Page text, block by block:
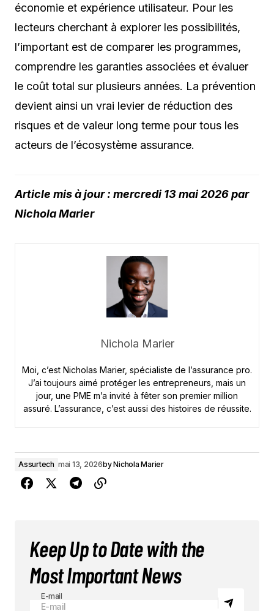
économie et expérience utilisateur. Pour les
lecteurs cherchant à explorer les possibilités,
l’important est de comparer les programmes,
comprendre les garanties associées et évaluer
le coût total sur plusieurs années. La prévention
devient ainsi un vrai levier de réduction des
risques et de valeur long terme pour tous les
acteurs de l’écosystème assurance.
Article mis à jour : mercredi 13 mai 2026 par
Nichola Marier
Nichola Marier
Moi, c’est Nicholas Marier, spécialiste de l’assurance pro.
J’ai toujours aimé protéger les entrepreneurs, mais un
jour, une PME m’a invité à fêter son premier million
assuré. L’assurance, c’est aussi des histoires de réussite.
Assurtech mai 13, 2026byNichola Marier
Keep Up to Date with the
Most Important News
E-mail